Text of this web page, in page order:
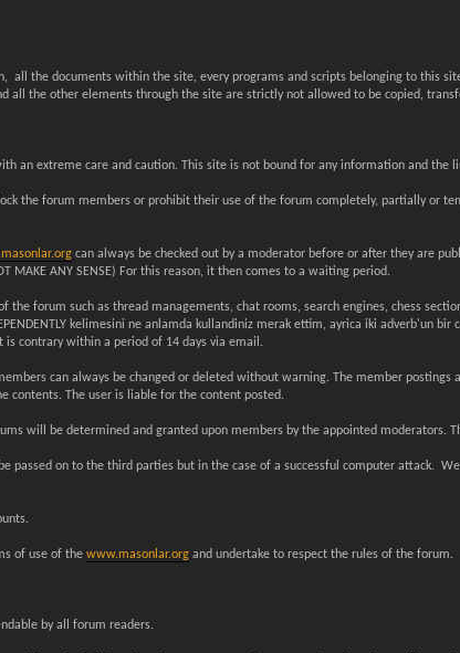
all the documents within the site, every programs and scripts belonging to this
all the other elements through the site are strictly not allowed to be copied,
an extreme care and caution. This site is not bound for any information and
the forum members or prohibit their use of the forum completely, partially or
can always be checked out by a moderator before or after they are
MAKE ANY SENSE) For this reason, it then comes to a waiting period.
the forum such as thread managements, chat rooms, search engines, chess
kelimesini ne anlamda kullandiniz merak ettim, ayrica iki adverb'un
contrary within a period of 14 days via email.
can always be changed or deleted without warning. The member
contents. The user is liable for the content posted.
will be determined and granted upon members by the appointed moderators.
passed on to the third parties but in the case of a successful computer attack.
of use of thewww.masonlar.org and undertake to respect the rules of the forum.
by all forum readers.